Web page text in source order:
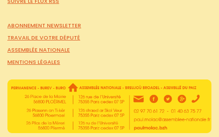
ABONNEMENT NEWSLETTER
TRAVAIL DE VOTRE DÉPUTÉ
ASSEMBLÉE NATIONALE
MENTIONS LÉGALES